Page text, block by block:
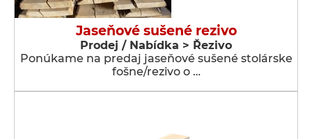
Jaseňové sušené rezivo
Prodej / Nabídka > Řezivo
Ponúkame na predaj jaseňové sušené stolárske
fošne/rezivo o …